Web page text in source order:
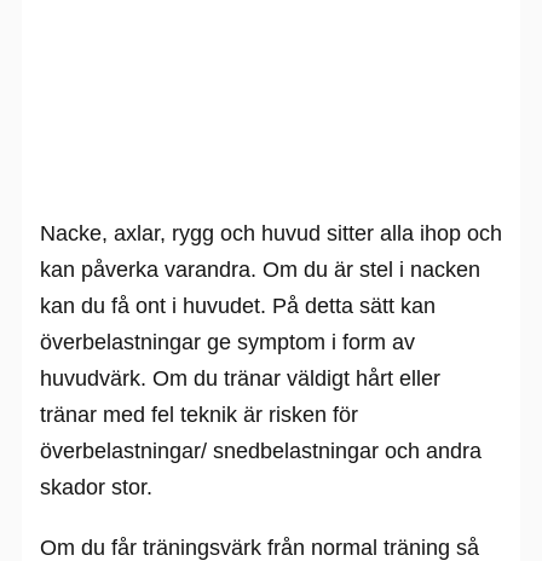
Nacke, axlar, rygg och huvud sitter alla ihop och
kan påverka varandra. Om du är stel i nacken
kan du få ont i huvudet. På detta sätt kan
överbelastningar ge symptom i form av
huvudvärk. Om du tränar väldigt hårt eller
tränar med fel teknik är risken för
överbelastningar/ snedbelastningar och andra
skador stor.
Om du får träningsvärk från normal träning så